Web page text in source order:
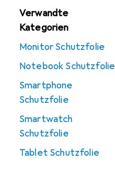
Verwandte
Kategorien
Monitor Schutzfolie
Notebook Schutzfolie
Smartphone
Schutzfolie
Smartwatch
Schutzfolie
Tablet Schutzfolie